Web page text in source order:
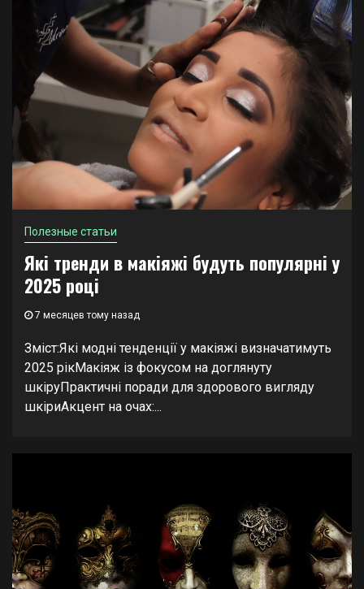
Полезные статьи
Які тренди в макіяжі будуть популярні у
2025 році
7 месяцев тому назад
Зміст:Які модні тенденції у макіяжі визначатимуть
2025 рікМакіяж із фокусом на доглянуту
шкіруПрактичні поради для здорового вигляду
шкіриАкцент на очах:...